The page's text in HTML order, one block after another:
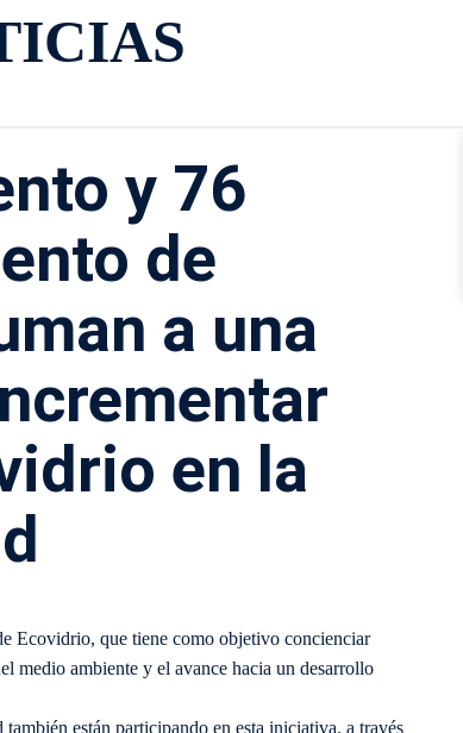
y 76
de
a una
en la
Ecovidrio, que tiene como objetivo concienciar
medio ambiente y el avance hacia un desarrollo
están participando en esta iniciativa, a través